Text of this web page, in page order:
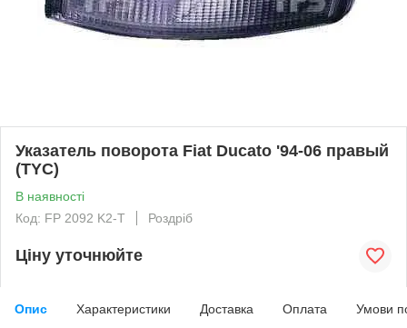
Указатель поворота Fiat Ducato '94-06 правый
(TYC)
В наявності
Код: FP 2092 K2-T
Роздріб
Ціну уточнюйте
Опис Характеристики Доставка Оплата Умови